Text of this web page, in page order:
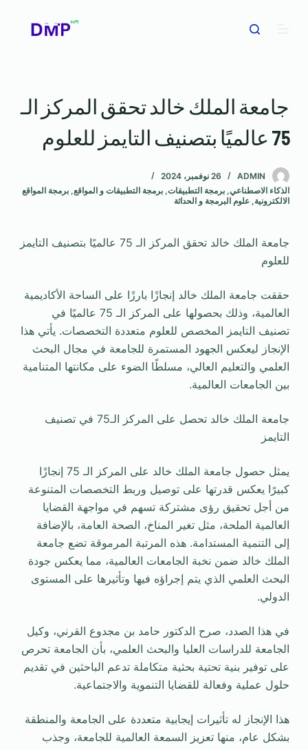
جامعة الملك خالد تحقق المركز الـ
75 عالميًا بتصنيف التايمز للعلوم
ADMIN
26 نوفمبر، 2024
الذكاء الاصطناعي, برمجة التطبيقات, برمجة التطبيقات و المواقع, برمجة المواقع
الالكترونية, علوم البرمجة و الحداثة
جامعة الملك خالد تحقق المركز الـ 75 عالميًا بتصنيف التايمز
للعلوم
حققت جامعة الملك خالد إنجازًا بارزًا على الساحة الأكاديمية
العالمية، وذلك بحصولها على المركز الـ 75 عالميًا في
تصنيف التايمز المخصص للعلوم متعددة التخصصات. يأتي هذا
الإنجاز ليعكس الجهود المستمرة للجامعة في مجال البحث
العلمي والتعليم العالي، مسلطًا الضوء على مكانتها المتنامية
بين الجامعات العالمية.
جامعة الملك خالد تحصل على المركز الـ75 في تصنيف
التايمز
يمثل حصول جامعة الملك خالد على المركز الـ 75 إنجازًا
كبيرًا يعكس قدرتها على توصيل وربط التخصصات المتنوعة
من أجل تحقيق رؤى مشتركة تسهم في مواجهة القضايا
العالمية الملحة، مثل تغير المناخ، الصحة العامة، بالإضافة
إلى التنمية المستدامة. هذه المرتبة المرموقة تضع جامعة
الملك خالد ضمن نخبة الجامعات العالمية، مما يعكس جودة
البحث العلمي الذي يتم إجراؤه فيها وتأثيرها على المستوى
الدولي.
في هذا الصدد، صرح الدكتور حامد بن مجدوع القرني، وكيل
الجامعة للدراسات العليا والبحث العلمي، بأن الجامعة تحرص
على توفير بنية تحتية بحثية متكاملة تدعم الباحثين في تقديم
حلول عملية وفعالة للقضايا التنموية والاجتماعية.
هذا الإنجاز له تأثيرات إيجابية متعددة على الجامعة والمنطقة
بشكل عام، منها تعزيز السمعة العالمية للجامعة، وجذب